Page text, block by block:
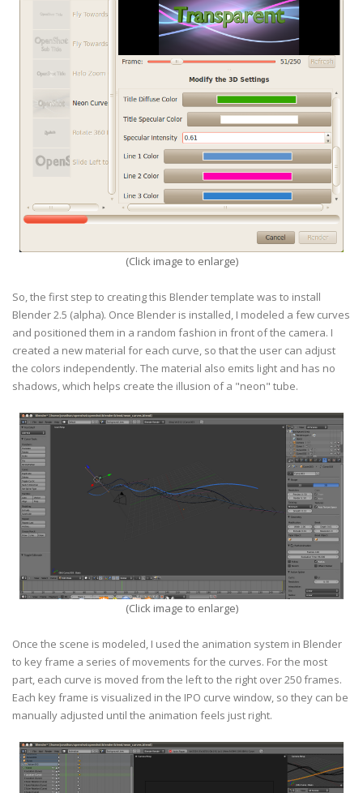
(Click image to enlarge)
So, the first step to creating this Blender template was to install
Blender 2.5 (alpha). Once Blender is installed, I modeled a few curves
and positioned them in a random fashion in front of the camera. I
created a new material for each curve, so that the user can adjust
the colors independently. The material also emits light and has no
shadows, which helps create the illusion of a "neon" tube.
(Click image to enlarge)
Once the scene is modeled, I used the animation system in Blender
to key frame a series of movements for the curves. For the most
part, each curve is moved from the left to the right over 250 frames.
Each key frame is visualized in the IPO curve window, so they can be
manually adjusted until the animation feels just right.